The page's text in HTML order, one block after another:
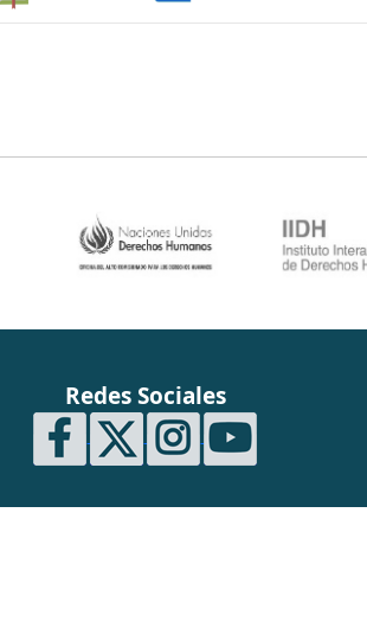
Redes Sociales